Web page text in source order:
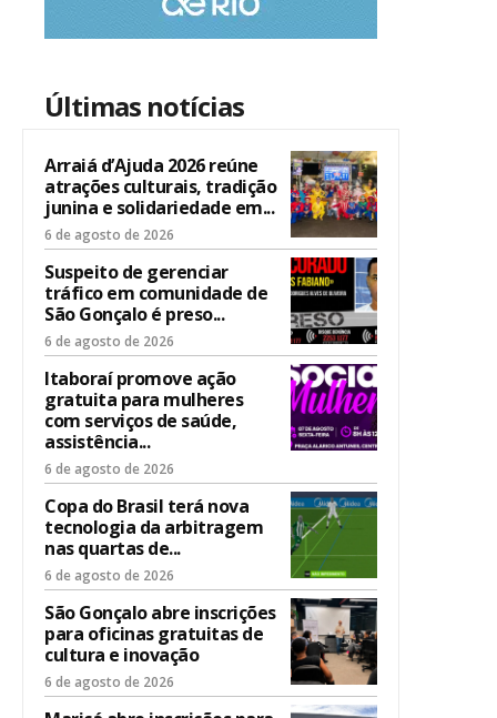
Últimas notícias
Arraiá d’Ajuda 2026 reúne
atrações culturais, tradição
junina e solidariedade em...
6 de agosto de 2026
Suspeito de gerenciar
tráfico em comunidade de
São Gonçalo é preso...
6 de agosto de 2026
Itaboraí promove ação
gratuita para mulheres
com serviços de saúde,
assistência...
6 de agosto de 2026
Copa do Brasil terá nova
tecnologia da arbitragem
nas quartas de...
6 de agosto de 2026
São Gonçalo abre inscrições
para oficinas gratuitas de
cultura e inovação
6 de agosto de 2026